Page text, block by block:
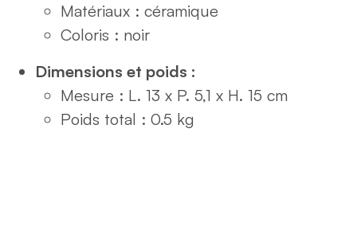
Matériaux : céramique
Coloris : noir
Dimensions et poids :
Mesure : L. 13 x P. 5,1 x H. 15 cm
Poids total : 0.5 kg